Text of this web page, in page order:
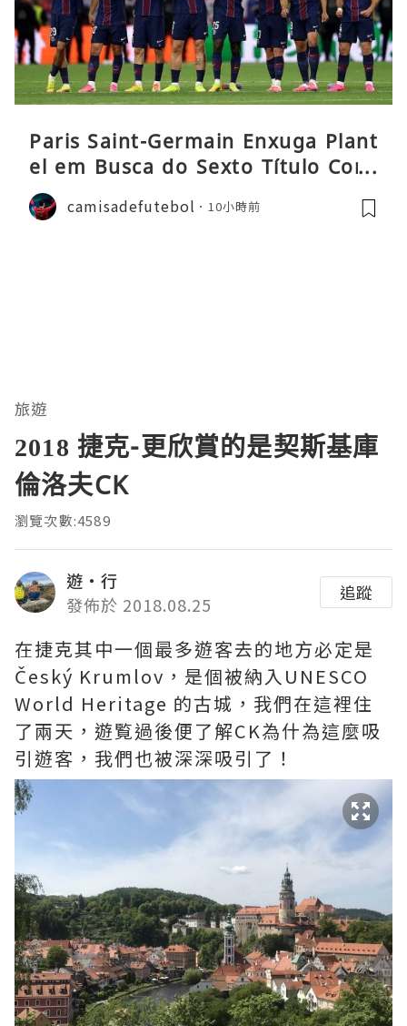
Paris Saint-Germain Enxuga Plant
el em Busca do Sexto Título Cons
ecutivo da Liga
camisadefutebol 10小時前
旅遊
2018 捷克-更欣賞的是契斯基庫
倫洛夫CK
瀏覽次數:4589
遊‧行
發佈於 2018.08.25
追蹤
在捷克其中一個最多遊客去的地方必定是
Český Krumlov，是個被納入UNESCO
World Heritage 的古城，我們在這裡住
了兩天，遊覧過後便了解CK為什為這麼吸
引遊客，我們也被深深吸引了！